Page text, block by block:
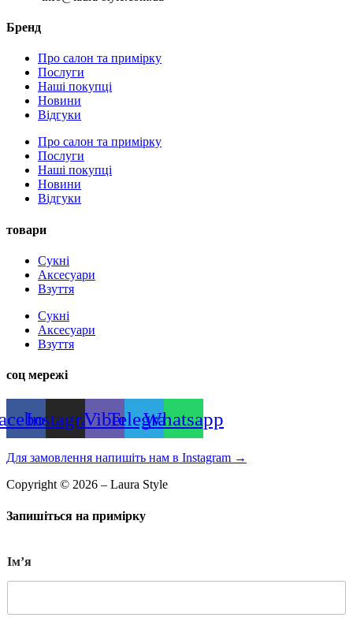
Бренд
Про салон та примірку
Послуги
Наші покупці
Новини
Відгуки
Про салон та примірку
Послуги
Наші покупці
Новини
Відгуки
товари
Сукні
Аксесуари
Взуття
Сукні
Аксесуари
Взуття
соц мережі
InstagramViberTelegramWhatsapp
Для замовлення напишіть нам в Instagram →
Copyright © 2026 – Laura Style
Запишіться на примірку
Імʼя